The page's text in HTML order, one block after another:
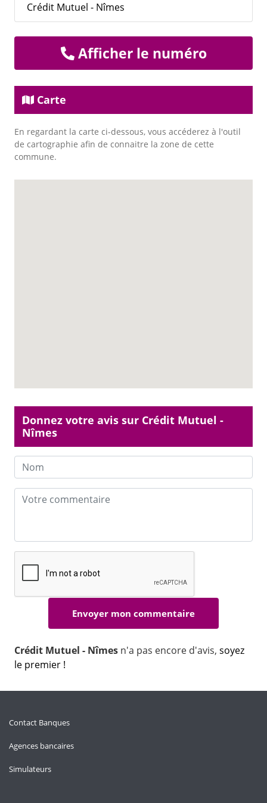
Crédit Mutuel - Nîmes
Afficher le numéro
Carte
En regardant la carte ci-dessous, vous accéderez à l'outil
de cartographie afin de connaitre la zone de cette
commune.
Donnez votre avis sur Crédit Mutuel -
Nîmes
Crédit Mutuel - Nîmes n'a pas encore d'avis, soyez
le premier !
Contact Banques
Agences bancaires
Simulateurs